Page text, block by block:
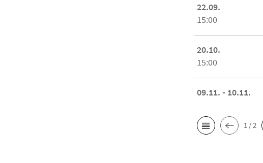
22.09.
15:00
20.10.
15:00
09.11. - 10.11.
1 / 2